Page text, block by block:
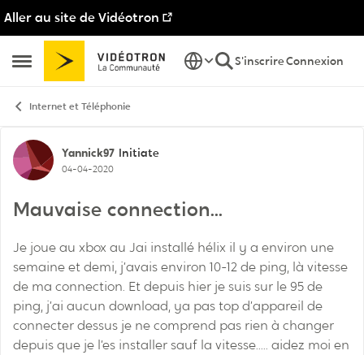
Aller au site de Vidéotron
Ouvrir Menu Latéral
Passer au contenu
S'inscrireConnexion
Internet et Téléphonie
Discussion de forum
Yannick97 Initiate
04-04-2020
Mauvaise connection...
Je joue au xbox au Jai installé hélix il y a environ une
semaine et demi, j’avais environ 10-12 de ping, là vitesse
de ma connection. Et depuis hier je suis sur le 95 de
ping, j’ai aucun download, ya pas top d’appareil de
connecter dessus je ne comprend pas rien à changer
depuis que je l’es installer sauf la vitesse..... aidez moi en